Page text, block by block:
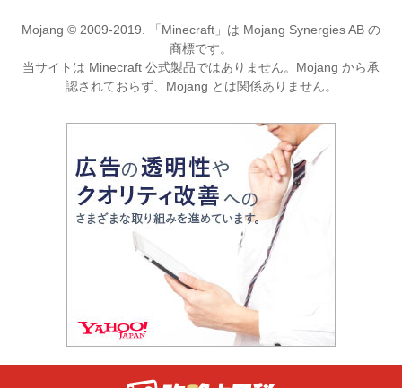
Mojang © 2009-2019. 「Minecraft」は Mojang Synergies AB の
商標です。
当サイトは Minecraft 公式製品ではありません。Mojang から承
認されておらず、Mojang とは関係ありません。